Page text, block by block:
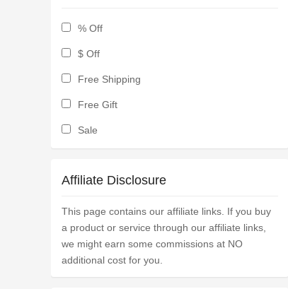
% Off
$ Off
Free Shipping
Free Gift
Sale
Affiliate Disclosure
This page contains our affiliate links. If you buy
a product or service through our affiliate links,
we might earn some commissions at NO
additional cost for you.